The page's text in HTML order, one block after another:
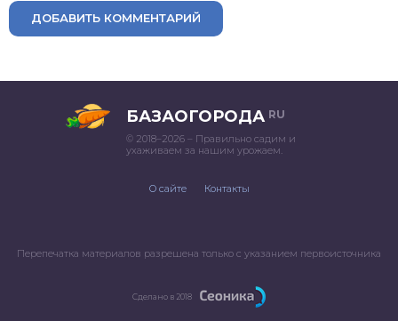
ДОБАВИТЬ КОММЕНТАРИЙ
БАЗАОГОРОДА RU
© 2018–2026 – Правильно садим и
ухаживаем за нашим урожаем.
О сайте Контакты
Перепечатка материалов разрешена только с указанием первоисточника
Сделано в 2018